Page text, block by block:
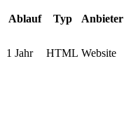
Ablauf Typ Anbieter
1 Jahr HTML Website